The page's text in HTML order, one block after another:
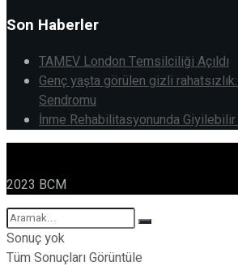
Son Haberler
TAMEV London Temsilciliği Açıldı
Genç yaşta görülen gizli rahatsızlık:
Sendromu
İnme Rehabilitasyonunda
2023 BCM
Sonuç yok
Tüm Sonuçları Görüntüle